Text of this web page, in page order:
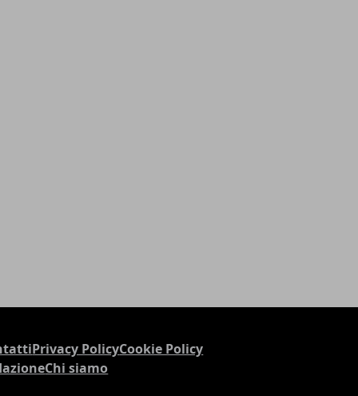
Privacy PolicyCookie Policy
Chi siamo